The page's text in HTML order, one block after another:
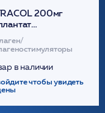
200мг
на основе
в наличии
чтобы увидеть